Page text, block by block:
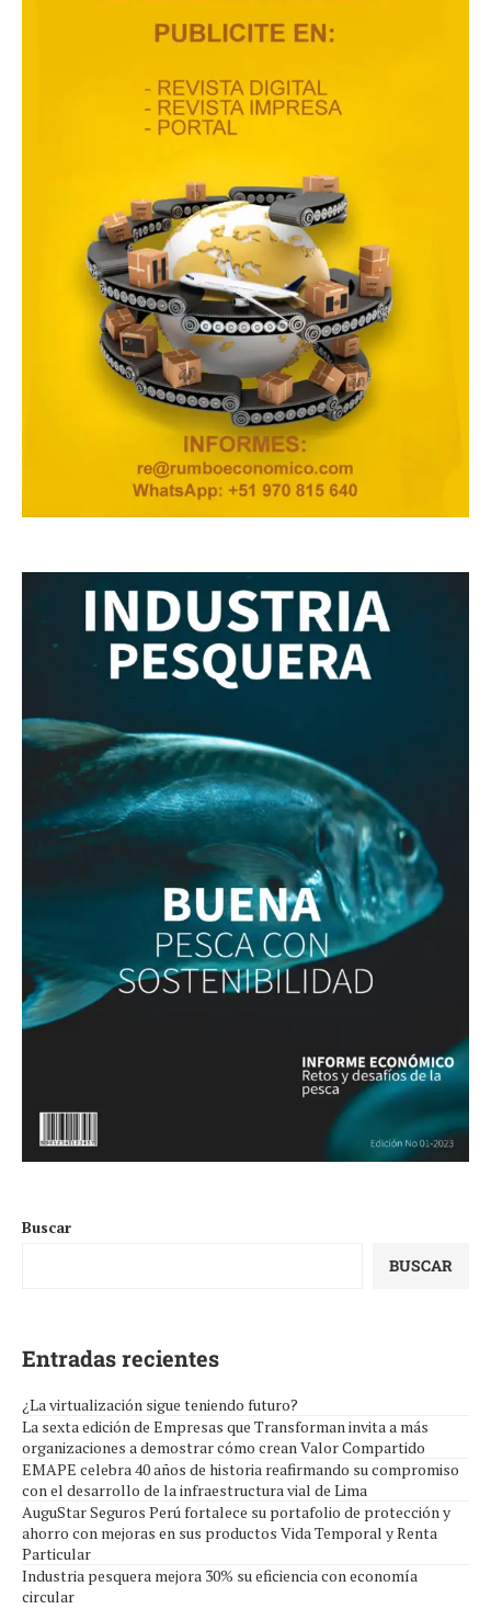
Buscar
BUSCAR
Entradas recientes
¿La virtualización sigue teniendo futuro?
La sexta edición de Empresas que Transforman invita a más
organizaciones a demostrar cómo crean Valor Compartido
EMAPE celebra 40 años de historia reafirmando su compromiso
con el desarrollo de la infraestructura vial de Lima
AuguStar Seguros Perú fortalece su portafolio de protección y
ahorro con mejoras en sus productos Vida Temporal y Renta
Particular
Industria pesquera mejora 30% su eficiencia con economía
circular